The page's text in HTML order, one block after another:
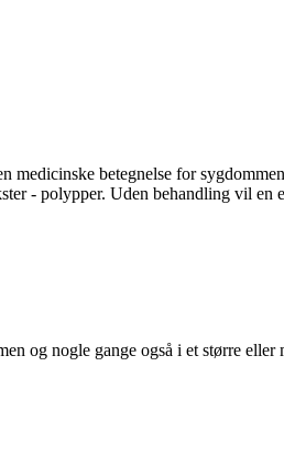
medicinske betegnelse for
- polypper. Uden behandling vil
og nogle gange også i et større